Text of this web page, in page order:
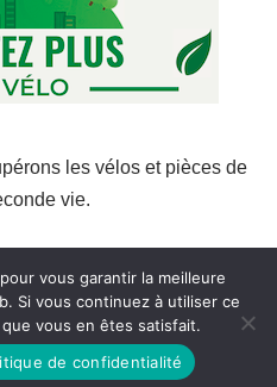
les vélos et pièces de
vie.
parWordPress
vous garantir la meilleure
Si vous continuez à utiliser ce
vous en êtes satisfait.
de confidentialité